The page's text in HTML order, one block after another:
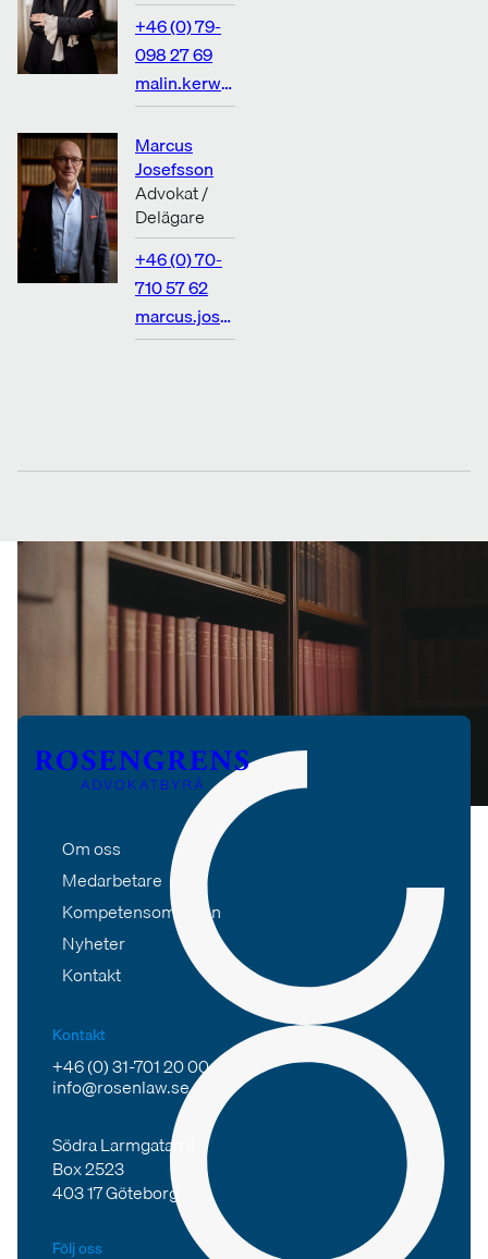
+46 (0) 79-
098 27 69
malin.kerwin.stockman@rosenlaw.se
Marcus
Josefsson
Advokat /
Delägare
+46 (0) 70-
710 57 62
marcus.josefsson@rosenlaw.se
Om oss
Medarbetare
Kompetensområden
Nyheter
Kontakt
Kontakt
+46 (0) 31-701 20 00
info@rosenlaw.se
Södra Larmgatan 4
Box 2523
403 17 Göteborg
Följ oss